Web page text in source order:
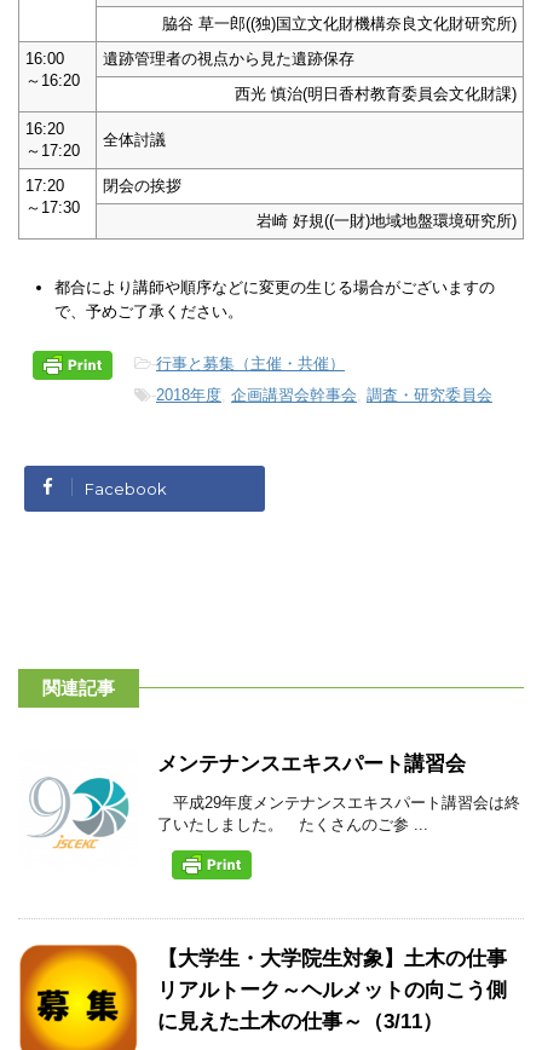
脇谷 草一郎((独)国立文化財機構奈良文化財研究所)
16:00
～16:20
遺跡管理者の視点から見た遺跡保存
西光 慎治(明日香村教育委員会文化財課)
16:20
～17:20
全体討議
17:20
～17:30
閉会の挨拶
岩崎 好規((一財)地域地盤環境研究所)
都合により講師や順序などに変更の生じる場合がございますの
で、予めご了承ください。
-行事と募集（主催・共催）
-2018年度, 企画講習会幹事会, 調査・研究委員会
Facebook
関連記事
メンテナンスエキスパート講習会
平成29年度メンテナンスエキスパート講習会は終
了いたしました。 たくさんのご参 ...
【大学生・大学院生対象】土木の仕事
リアルトーク～ヘルメットの向こう側
に見えた土木の仕事～（3/11）